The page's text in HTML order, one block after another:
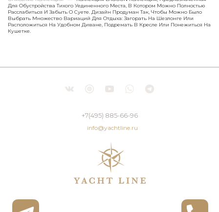
Для Обустройства Тихого Уединенного Места, В Котором Можно Полностью
Расслабиться И Забыть О Суете. Дизайн Продуман Так, Чтобы Можно Было
Выбрать Множество Вариаций Для Отдыха: Загорать На Шезлонге Или
Расположиться На Удобном Диване, Подремать В Кресле Или Понежиться На
Кушетке.
+7(495) 885-66-96
info@yachtline.ru